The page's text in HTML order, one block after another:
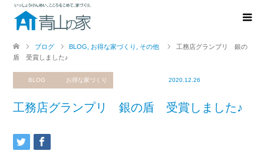
ブログ BLOG お得な家づくり その他
工務店グランプリ 銀の
盾 受賞しました♪
BLOG お得な家づくり 2020.12.26
工務店グランプリ 銀の盾 受賞しました♪